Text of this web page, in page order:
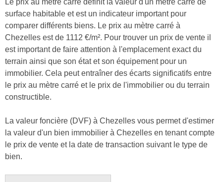
surface habitable et est un indicateur important pour
comparer différents biens. Le prix au mètre carré à
Chezelles est de 1112 €/m². Pour trouver un prix de vente il
est important de faire attention à l'emplacement exact du
terrain ainsi que son état et son équipement pour un
immobilier. Cela peut entraîner des écarts significatifs entre
le prix au mètre carré et le prix de l'immobilier ou du terrain
constructible.
La valeur foncière (DVF) à Chezelles vous permet d'estimer
la valeur d'un bien immobilier à Chezelles en tenant compte
le prix de vente et la date de transaction suivant le type de
bien.